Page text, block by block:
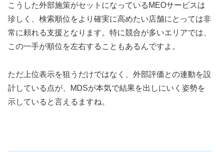
こうした外部施策がセットになっているMEOサービスは
珍しく、検索順位をより確実に高めたい店舗にとっては非
常に頼れる支援となります。特に競合が多いエリアでは、
この一手が順位を左右することもあるんですよ。
ただ上位表示を狙うだけではなく、外部評価との連動を設
計している点が、MDSが本気で結果を出しにいく姿勢を
示していると言えるますね。